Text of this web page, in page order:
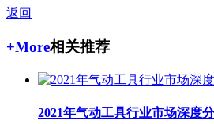
返回
+More相关推荐
2021年气动工具行业市场深度